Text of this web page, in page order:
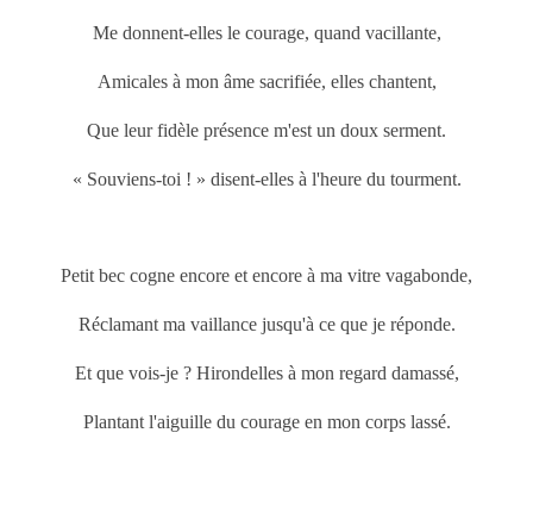
Me donnent-elles le courage, quand vacillante,
Amicales à mon âme sacrifiée, elles chantent,
Que leur fidèle présence m'est un doux serment.
« Souviens-toi ! » disent-elles à l'heure du tourment.
Petit bec cogne encore et encore à ma vitre vagabonde,
Réclamant ma vaillance jusqu'à ce que je réponde.
Et que vois-je ? Hirondelles à mon regard damassé,
Plantant l'aiguille du courage en mon corps lassé.